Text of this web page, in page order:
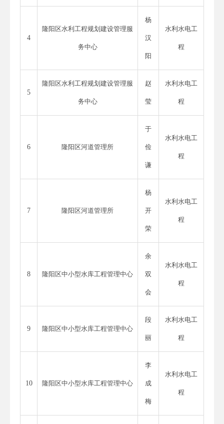
4
隆阳区水利工程规划建设管理服
务中心
杨
汉
阳
水利水电工
程
5
隆阳区水利工程规划建设管理服
务中心
赵
莹
水利水电工
程
6 隆阳区河道管理所
于
俭
谦
水利水电工
程
7 隆阳区河道管理所
杨
开
荣
水利水电工
程
8 隆阳区中小型水库工程管理中心
余
双
会
水利水电工
程
9 隆阳区中小型水库工程管理中心
段
丽
水利水电工
程
10 隆阳区中小型水库工程管理中心
李
成
梅
水利水电工
程